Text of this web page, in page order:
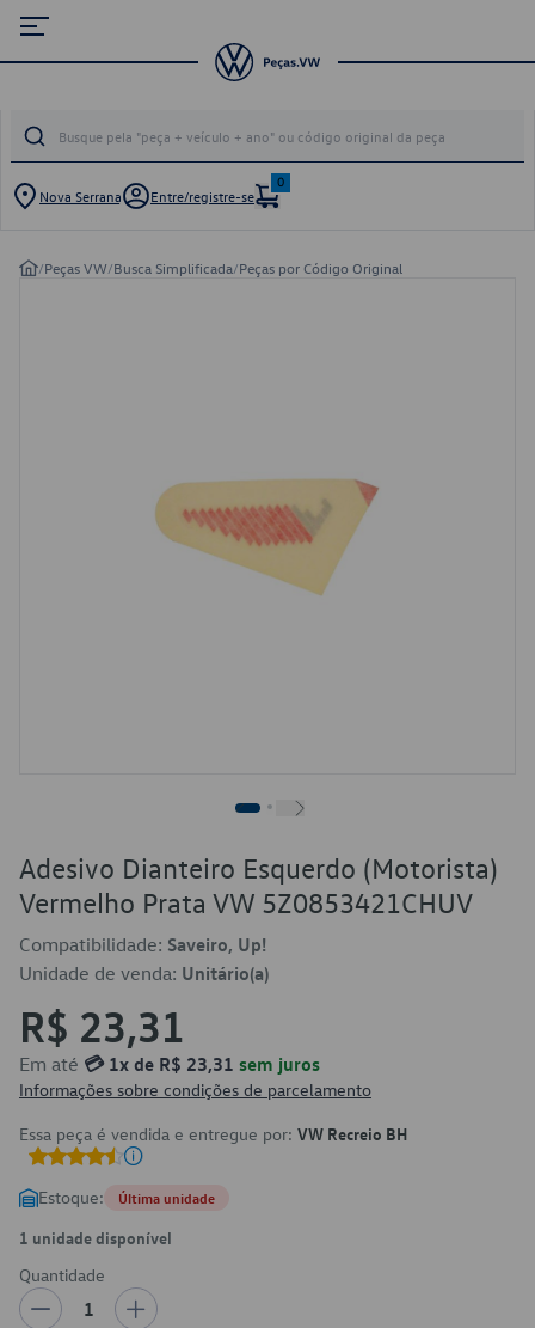
Nova Serrana Entre/registre-se
0
/Peças VW/Busca Simplificada/Peças por Código Original
Adesivo Dianteiro Esquerdo (Motorista)
Vermelho Prata VW 5Z0853421CHUV
Compatibilidade: Saveiro, Up!
Unidade de venda: Unitário(a)
R$ 23,31
Em até 💳 1x de R$ 23,31 sem juros
Informações sobre condições de parcelamento
Essa peça é vendida e entregue por: VW Recreio BH
Estoque: Última unidade
1 unidade disponível
Quantidade
1